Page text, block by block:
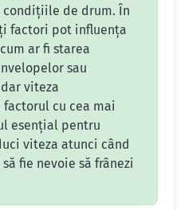
de drum. În
factori pot influența
ar fi starea
sau
viteza
cu cea mai
esențial pentru
viteza atunci când
fie nevoie să frânezi